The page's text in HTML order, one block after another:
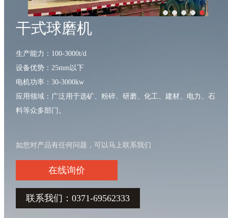
干式球磨机
生产能力：100-3000t/d
设备优势：25mm以下
电机功率：30-3000kw
应用领域：广泛用于选矿、粉碎、研磨、化工、建材、电力、石
料等众多部门。
如您对产品有任何问题，可以马上联系我们
在线询价
联系我们：0371-69562333